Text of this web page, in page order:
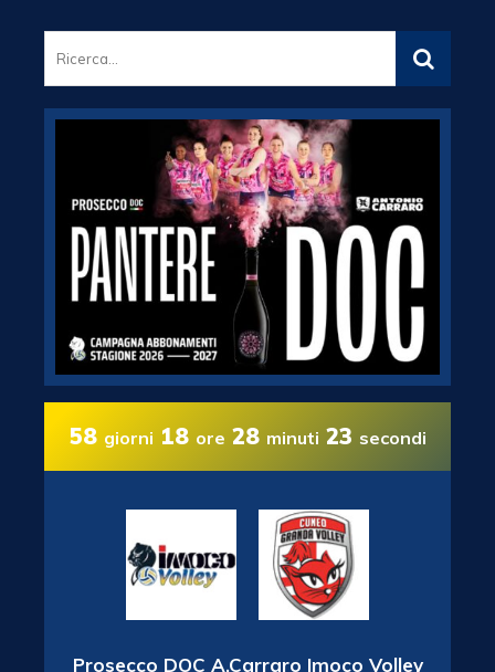
58 giorni 18 ore 28 minuti 22 secondi
Prosecco DOC A.Carraro Imoco Volley